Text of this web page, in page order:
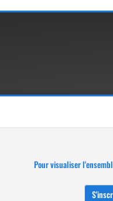
Pour visualiser